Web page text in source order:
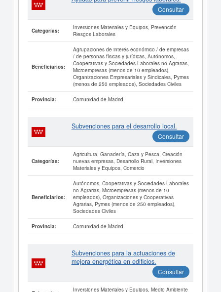
Consultar
Categorías:
Inversiones Materiales y Equipos, Prevención
Riesgos Laborales
Beneficiarios:
Agrupaciones de interés económico / de empresas
/ de personas físicas y jurídicas, Autónomos,
Cooperativas y Sociedades Laborales no Agrarias,
Microempresas (menos de 10 empleados),
Organizaciones Empresariales y Sindicales, Pymes
(menos de 250 empleados), Sociedades Civiles
Provincia: Comunidad de Madrid
Subvenciones para el desarrollo local.
Consultar
Categorías:
Agricultura, Ganadería, Caza y Pesca, Creación
nuevas empresas, Desarrollo Rural, Inversiones
Materiales y Equipos, Comercio
Beneficiarios:
Autónomos, Cooperativas y Sociedades Laborales
no Agrarias, Microempresas (menos de 10
empleados), Organizaciones y Cooperativas
Agrarias, Pymes (menos de 250 empleados),
Sociedades Civiles
Provincia: Comunidad de Madrid
Subvenciones para la actuaciones de
mejora energética en edificios.
Consultar
Inversiones Materiales y Equipos, Medio Ambiente